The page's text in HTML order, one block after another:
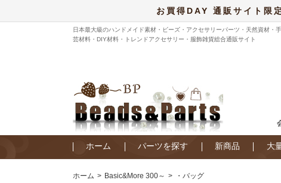
お買得DAY 通販サイト限
日本最大級のハンドメイド素材・ビーズ・アクセサリーパーツ・天然資材・手
芸材料・DIY材料・トレンドアクセサリー・服飾雑貨総合通販サイト
ホーム パーツを探す 新商品 大
ホーム Basic&More 300～ ・バッグ